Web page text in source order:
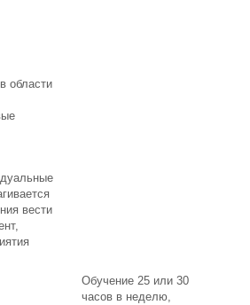
области
вести
Обучение 25 или 30
часов в неделю,